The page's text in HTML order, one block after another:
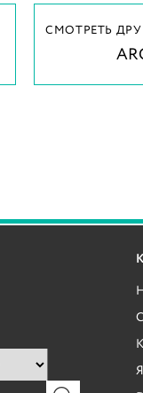
СМОТРЕТЬ